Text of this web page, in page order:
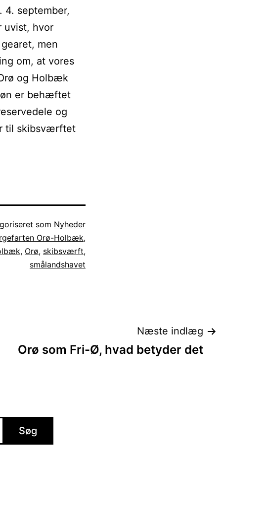
september,
uvist, hvor
men
om, at vores
og Holbæk
er behæftet
og
til skibsværftet
som Nyheder
Orø-Holbæk,
, Orø, skibsværft,
smålandshavet
Næste indlæg
Orø som Fri-Ø, hvad betyder det
Søg